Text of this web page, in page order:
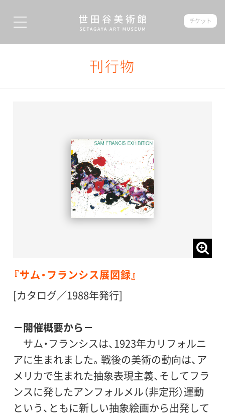
チケット
刊行物
『サム・フランシス展図録』
[カタログ／1988年発行]
－開催概要から－
サム・フランシスは、1923年カリフォルニ
アに生まれました。戦後の美術の動向は、ア
メリカで生まれた抽象表現主義、そしてフラ
ンスに発したアンフォルメル（非定形）運動
という、ともに新しい抽象絵画から出発して